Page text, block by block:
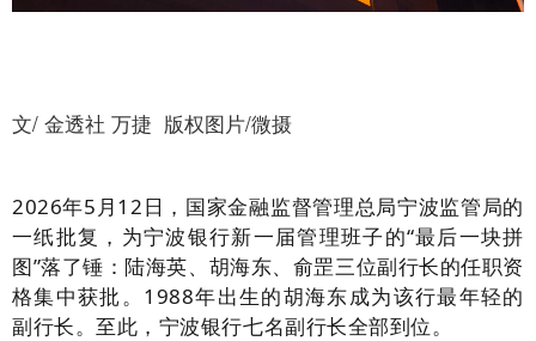
文/ 金透社 万捷 版权图片/微摄
2026年5月12日，国家金融监督管理总局宁波监管局的
一纸批复，为宁波银行新一届管理班子的“最后一块拼
图”落了锤：陆海英、胡海东、俞罡三位副行长的任职资
格集中获批。1988年出生的胡海东成为该行最年轻的
副行长。至此，宁波银行七名副行长全部到位。